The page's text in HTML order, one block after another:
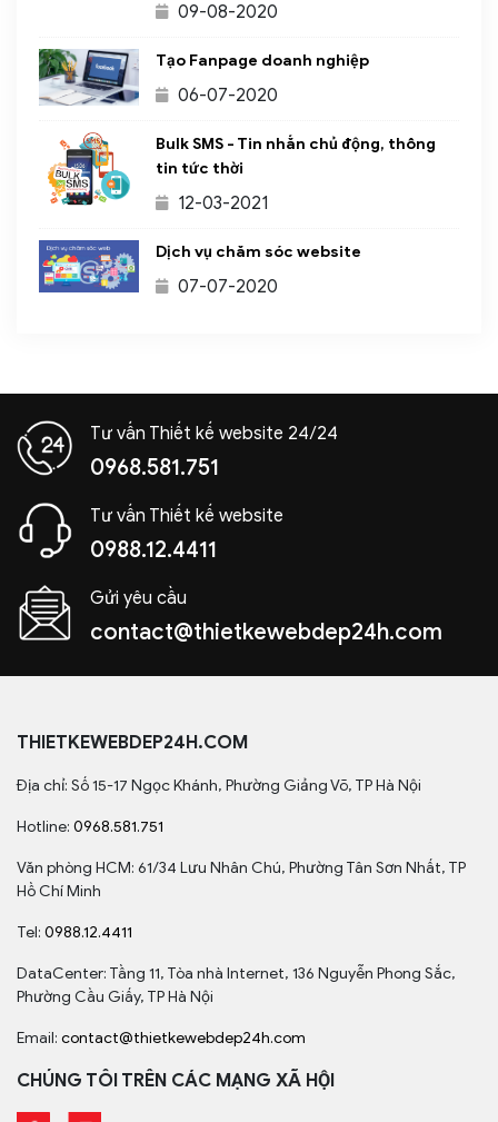
09-08-2020
Tạo Fanpage doanh nghiệp
06-07-2020
Bulk SMS - Tin nhắn chủ động, thông
tin tức thời
12-03-2021
Dịch vụ chăm sóc website
07-07-2020
Tư vấn Thiết kế website 24/24
0968.581.751
Tư vấn Thiết kế website
0988.12.4411
Gửi yêu cầu
contact@thietkewebdep24h.com
THIETKEWEBDEP24H.COM
Địa chỉ: Số 15-17 Ngọc Khánh, Phường Giảng Võ, TP Hà Nội
Hotline: 0968.581.751
Văn phòng HCM: 61/34 Lưu Nhân Chú, Phường Tân Sơn Nhất, TP
Hồ Chí Minh
Tel: 0988.12.4411
DataCenter: Tầng 11, Tòa nhà Internet, 136 Nguyễn Phong Sắc,
Phường Cầu Giấy, TP Hà Nội
Email: contact@thietkewebdep24h.com
CHÚNG TÔI TRÊN CÁC MẠNG XÃ HỘI